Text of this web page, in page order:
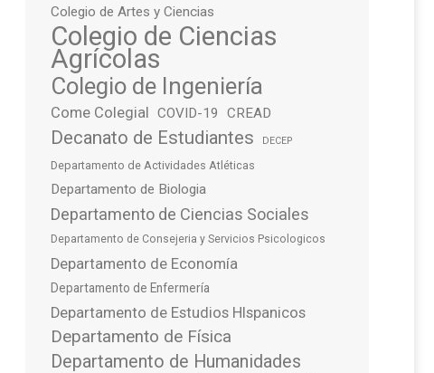
Colegio de Artes y Ciencias
Colegio de Ciencias
Agrícolas
Colegio de Ingeniería
Come Colegial COVID-19 CREAD
Decanato de Estudiantes DECEP
Departamento de Actividades Atléticas
Departamento de Biologia
Departamento de Ciencias Sociales
Departamento de Consejeria y Servicios Psicologicos
Departamento de Economía
Departamento de Enfermería
Departamento de Estudios HIspanicos
Departamento de Física
Departamento de Humanidades